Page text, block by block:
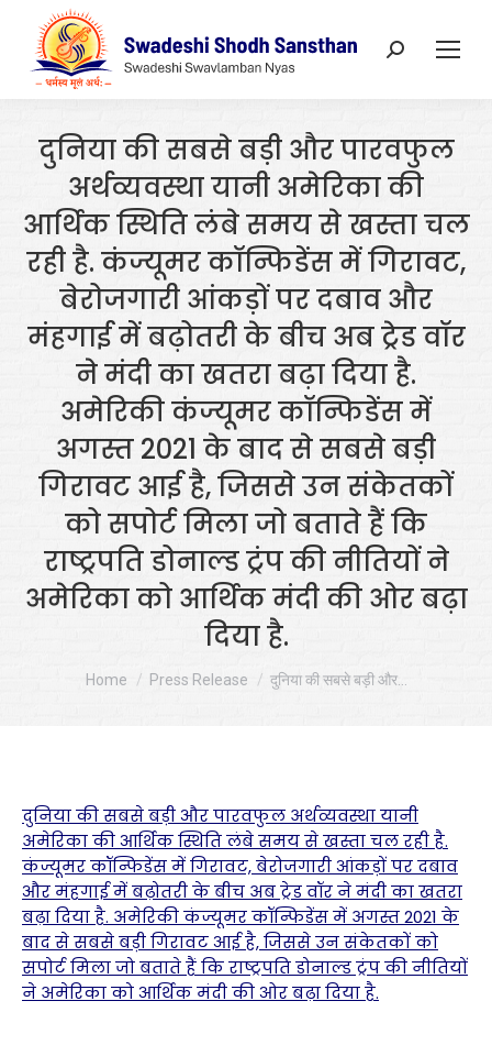
Search:
दुनिया की सबसे बड़ी और पारवफुल
अर्थव्यवस्था यानी अमेरिका की
आर्थिक स्थिति लंबे समय से खस्ता चल
रही है. कंज्यूमर कॉन्फिडेंस में गिरावट,
बेरोजगारी आंकड़ों पर दबाव और
मंहगाई में बढ़ोतरी के बीच अब ट्रेड वॉर
ने मंदी का खतरा बढ़ा दिया है.
अमेरिकी कंज्यूमर कॉन्फिडेंस में
अगस्त 2021 के बाद से सबसे बड़ी
गिरावट आई है, जिससे उन संकेतकों
को सपोर्ट मिला जो बताते हैं कि
राष्ट्रपति डोनाल्ड ट्रंप की नीतियों ने
अमेरिका को आर्थिक मंदी की ओर बढ़ा
दिया है.
You are here:
Home Press Release दुनिया की सबसे बड़ी और…
दुनिया की सबसे बड़ी और पारवफुल अर्थव्यवस्था यानी
अमेरिका की आर्थिक स्थिति लंबे समय से खस्ता चल रही है.
कंज्यूमर कॉन्फिडेंस में गिरावट, बेरोजगारी आंकड़ों पर दबाव
और मंहगाई में बढ़ोतरी के बीच अब ट्रेड वॉर ने मंदी का खतरा
बढ़ा दिया है. अमेरिकी कंज्यूमर कॉन्फिडेंस में अगस्त 2021 के
बाद से सबसे बड़ी गिरावट आई है, जिससे उन संकेतकों को
सपोर्ट मिला जो बताते हैं कि राष्ट्रपति डोनाल्ड ट्रंप की नीतियों
ने अमेरिका को आर्थिक मंदी की ओर बढ़ा दिया है.